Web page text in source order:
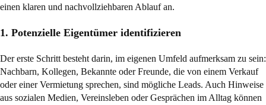
einen klaren und nachvollziehbaren Ablauf an.
1. Potenzielle Eigentümer identifizieren
Der erste Schritt besteht darin, im eigenen Umfeld aufmerksam zu sein:
Nachbarn, Kollegen, Bekannte oder Freunde, die von einem Verkauf
oder einer Vermietung sprechen, sind mögliche Leads. Auch Hinweise
aus sozialen Medien, Vereinsleben oder Gesprächen im Alltag können